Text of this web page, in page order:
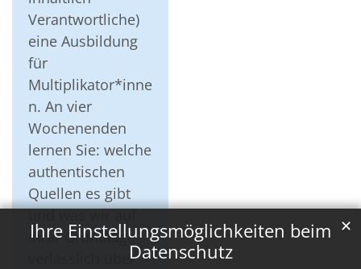
Ihre Einstellungsmöglichkeiten beim
Datenschutz
✕
Verantwortliche)
eine Ausbildung
für
Multiplikator*inne
n. An vier
Wochenenden
lernen Sie: welche
authentischen
Quellen es gibt
und was wir auf
ihrer Grundlage
verlässlich über